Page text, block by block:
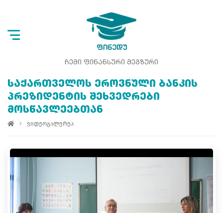
ᲩᲔᲛᲘ ᲤᲘᲜᲐᲜᲡᲣᲠᲘ ᲛᲔᲒᲖᲣᲠᲘ
ᲡᲐᲥᲐᲠᲗᲕᲔᲚᲝᲡ ᲔᲠᲝᲕᲜᲣᲚᲘ ᲑᲐᲜᲙᲘᲡ
ᲞᲠᲔᲖᲘᲓᲔᲜᲢᲘᲡ ᲨᲔᲮᲕᲔᲓᲠᲔᲑᲘ
ᲛᲝᲡᲬᲐᲕᲚᲔᲔᲑᲗᲐᲜ
ვიდეოგალერეა